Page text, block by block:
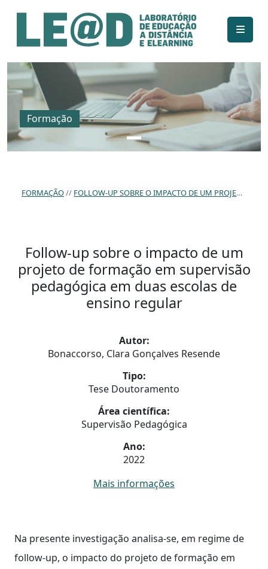
Ir para o conteúdo principal
Informações de acessibilidade
Mapa do site
Formação
FORMAÇÃO FOLLOW-UP SOBRE O IMPACTO DE UM PROJETO DE FORMAÇÃO EM SUPERVISÃO PEDAGÓGICA EM DUAS ESCOLAS DE ENSINO REGULAR
Follow-up sobre o impacto de um
projeto de formação em supervisão
pedagógica em duas escolas de
ensino regular
Autor:
Bonaccorso, Clara Gonçalves Resende
Tipo:
Tese Doutoramento
Área científica:
Supervisão Pedagógica
Ano:
2022
Mais informações
Na presente investigação analisa-se, em regime de
follow-up, o impacto do projeto de formação em